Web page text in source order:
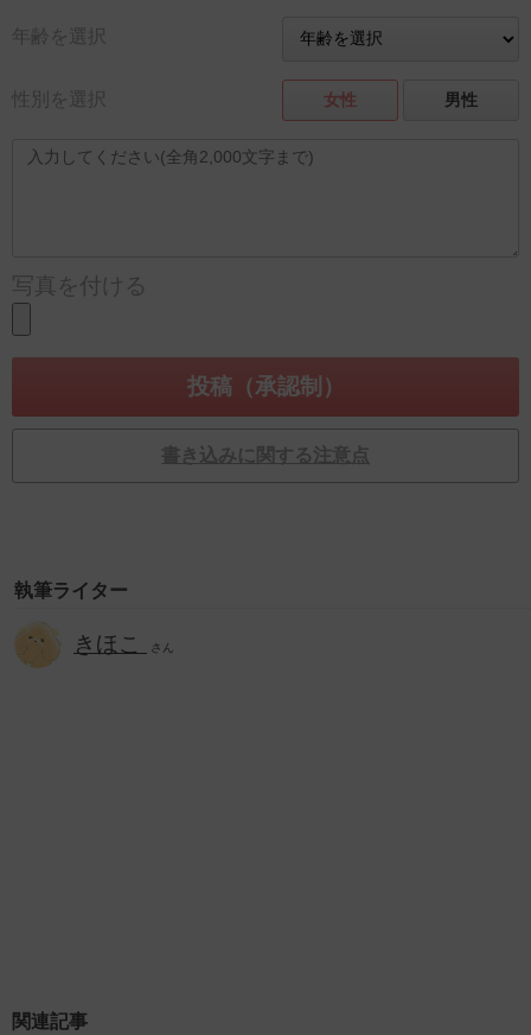
年齢を選択
性別を選択 女性 男性
写真を付ける
書き込みに関する注意点
執筆ライター
きほこ さん
関連記事